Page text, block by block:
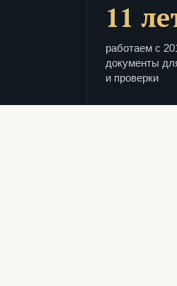
11
работаем с
документы
и проверки